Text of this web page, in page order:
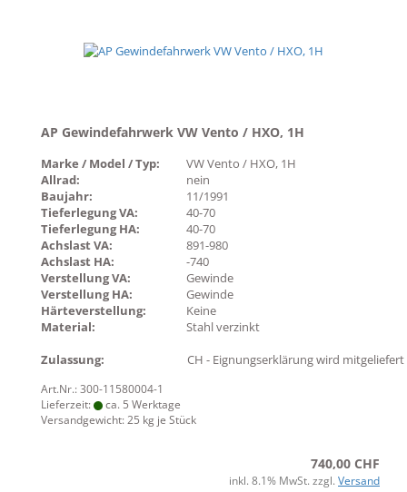
AP Gewindefahrwerk VW Vento / HXO, 1H
Marke / Model / Typ:
VW Vento / HXO, 1H
Allrad:
nein
Baujahr:
11/1991
Tieferlegung VA:
40-70
Tieferlegung HA:
40-70
Achslast VA:
891-980
Achslast HA:
-740
Verstellung VA:
Gewinde
Verstellung HA:
Gewinde
Härteverstellung:
Keine
Material:
Stahl verzinkt
Zulassung:
CH - Eignungserklärung wird mitgeliefert
Art.Nr.: 300-11580004-1
Lieferzeit:
ca. 5 Werktage
Versandgewicht:25 kg je Stück
740,00 CHF
inkl. 8.1% MwSt. zzgl. Versand